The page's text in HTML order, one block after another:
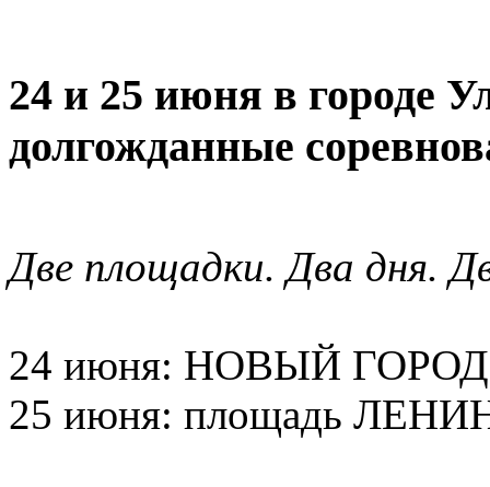
24 и 25 июня в городе
долгожданные
Две площадки. Два дня.
24 июня: НОВЫЙ ГОРОД
25 июня: площадь